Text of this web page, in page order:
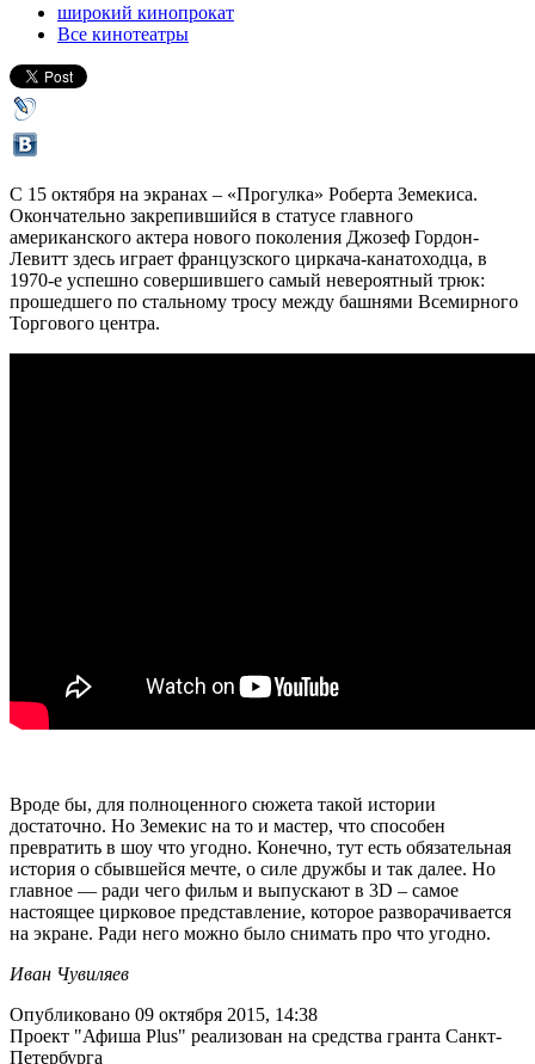
широкий кинопрокат
Все кинотеатры
С 15 октября на экранах – «Прогулка» Роберта Земекиса.
Окончательно закрепившийся в статусе главного
американского актера нового поколения Джозеф Гордон-
Левитт здесь играет французского циркача-канатоходца, в
1970-е успешно совершившего самый невероятный трюк:
прошедшего по стальному тросу между башнями Всемирного
Торгового центра.
Вроде бы, для полноценного сюжета такой истории
достаточно. Но Земекис на то и мастер, что способен
превратить в шоу что угодно. Конечно, тут есть обязательная
история о сбывшейся мечте, о силе дружбы и так далее. Но
главное — ради чего фильм и выпускают в 3D – самое
настоящее цирковое представление, которое разворачивается
на экране. Ради него можно было снимать про что угодно.
Иван Чувиляев
Опубликовано 09 октября 2015, 14:38
Проект "Афиша Plus" реализован на средства гранта Санкт-
Петербурга